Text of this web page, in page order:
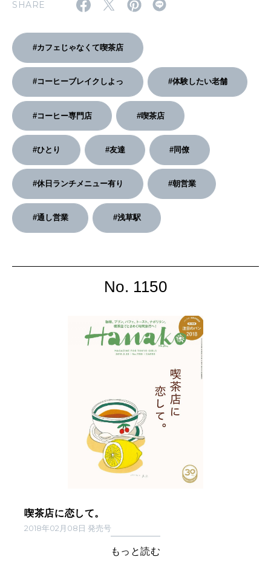
2026年1月号「猫がいれば、幸せ」
2025年12月号「お酒の新常識。」
SHARE
#カフェじゃなくて喫茶店
#コーヒーブレイクしよっ #体験したい老舗
#コーヒー専門店 #喫茶店
#ひとり #友達 #同僚
#休日ランチメニュー有り #朝営業
#通し営業 #浅草駅
No. 1150
喫茶店に恋して。
2018年02月08日 発売号
もっと読む